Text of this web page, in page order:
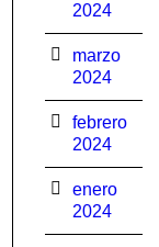
2024
marzo
2024
febrero
2024
enero
2024